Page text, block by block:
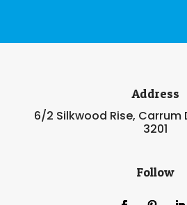
Address
6/2 Silkwood Rise, Carrum
3201
Follow